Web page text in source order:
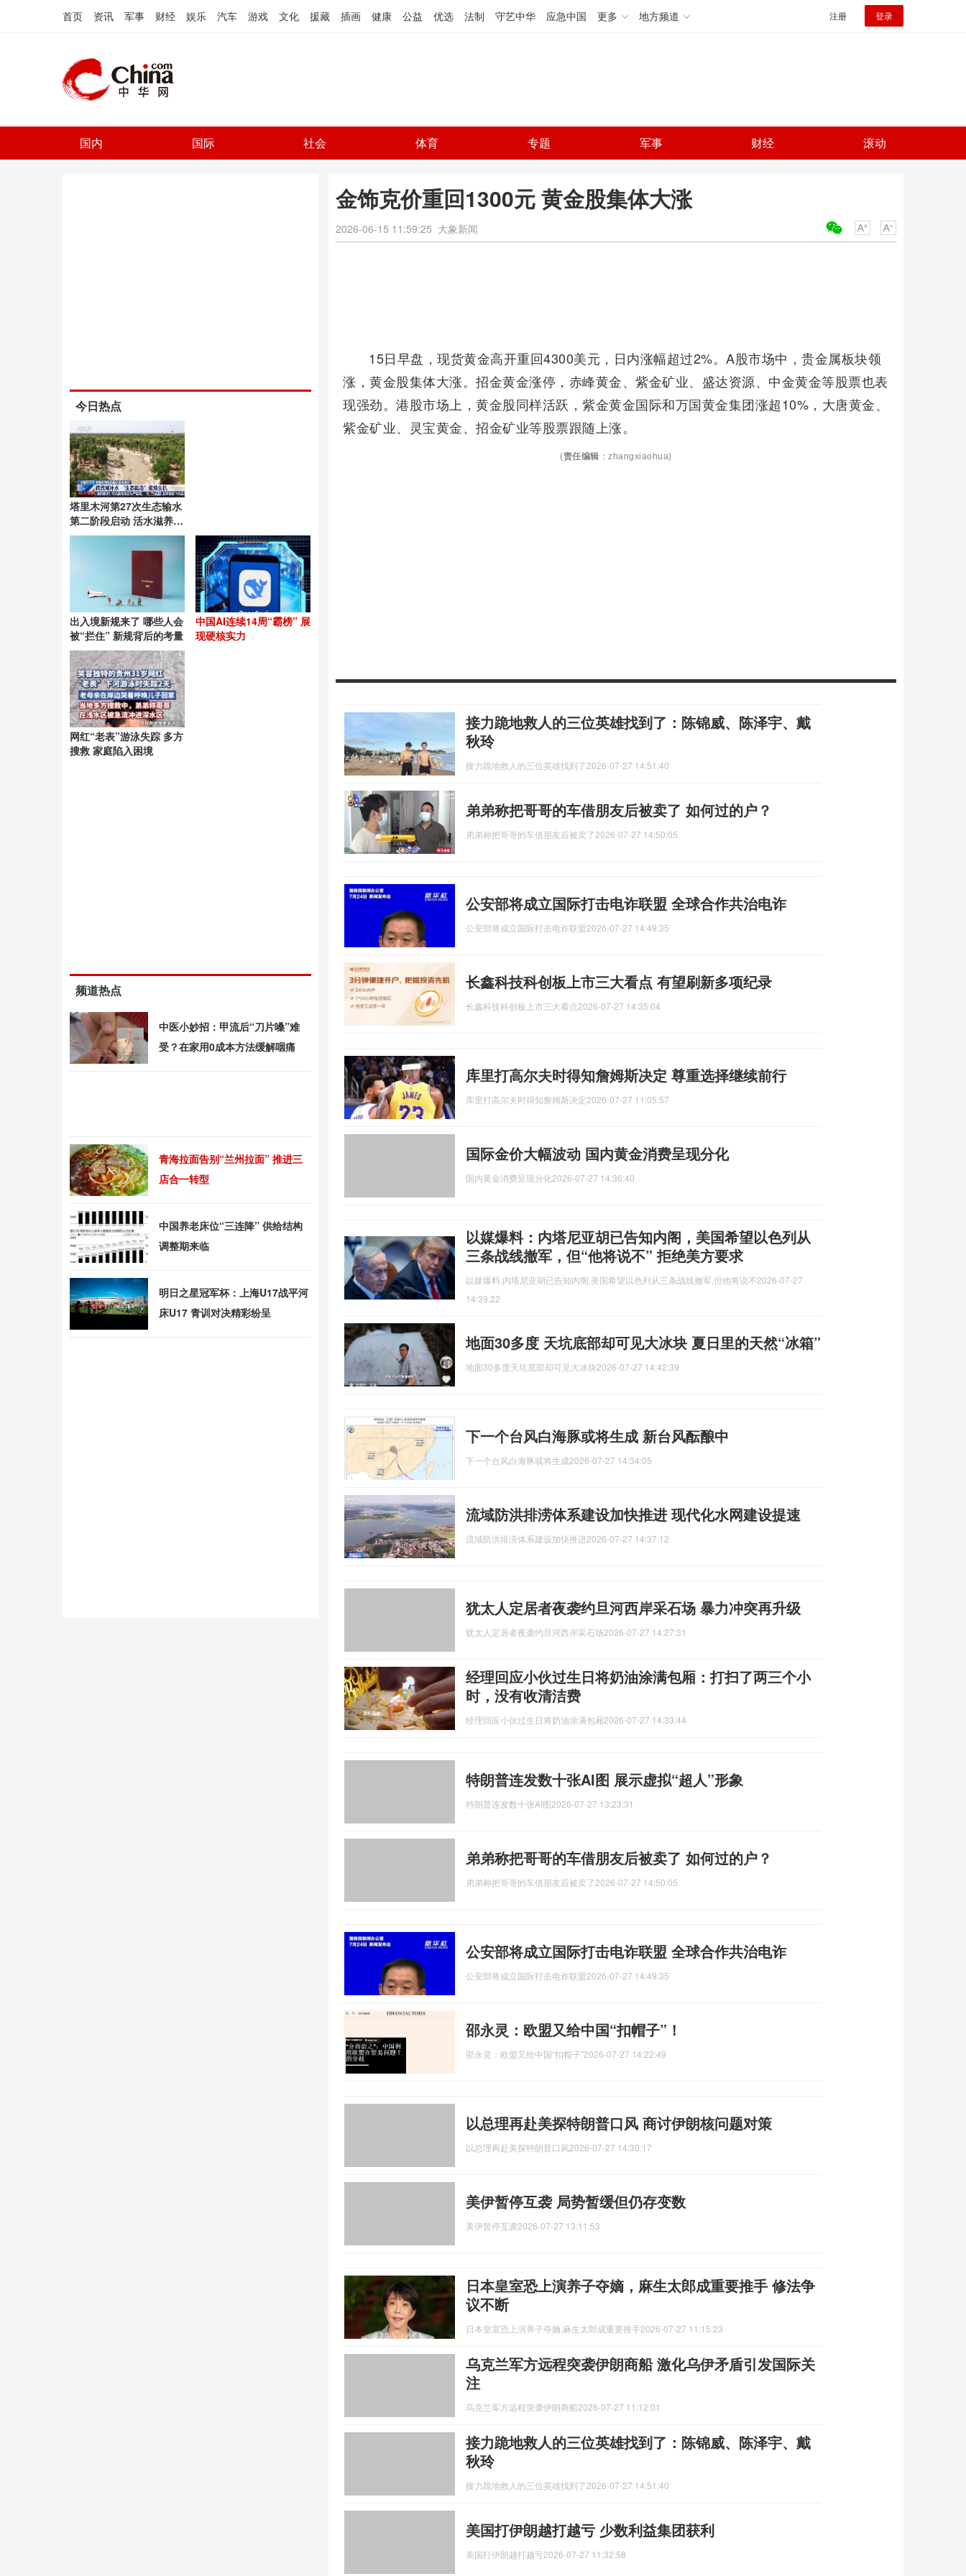
首页 资讯 军事 财经 娱乐 汽车 游戏 文化 援藏 插画 健康 公益 优选 法制 守艺中华 应急中国 更多 地方频道 注册 登录
国内 国际 社会 体育 专题 军事 财经 滚动
金饰克价重回1300元 黄金股集体大涨
2026-06-15 11:59:25 大象新闻
15日早盘，现货黄金高开重回4300美元，日内涨幅超过2%。A股市场中，贵金属板块领
涨，黄金股集体大涨。招金黄金涨停，赤峰黄金、紫金矿业、盛达资源、中金黄金等股票也表
现强劲。港股市场上，黄金股同样活跃，紫金黄金国际和万国黄金集团涨超10%，大唐黄金、
紫金矿业、灵宝黄金、招金矿业等股票跟随上涨。
(责任编辑 ：zhangxiaohua)
接力跪地救人的三位英雄找到了：陈锦威、陈泽宇、戴
秋玲
接力跪地救人的三位英雄找到了2026-07-27 14:51:40
弟弟称把哥哥的车借朋友后被卖了 如何过的户？
弟弟称把哥哥的车借朋友后被卖了2026-07-27 14:50:05
公安部将成立国际打击电诈联盟 全球合作共治电诈
公安部将成立国际打击电诈联盟2026-07-27 14:49:35
长鑫科技科创板上市三大看点 有望刷新多项纪录
长鑫科技科创板上市三大看点2026-07-27 14:35:04
库里打高尔夫时得知詹姆斯决定 尊重选择继续前行
库里打高尔夫时得知詹姆斯决定2026-07-27 11:05:57
国际金价大幅波动 国内黄金消费呈现分化
国内黄金消费呈现分化2026-07-27 14:36:40
以媒爆料：内塔尼亚胡已告知内阁，美国希望以色列从
三条战线撤军，但“他将说不” 拒绝美方要求
以媒爆料,内塔尼亚胡已告知内阁,美国希望以色列从三条战线撤军,但他将说不2026-07-27
14:39:22
地面30多度 天坑底部却可见大冰块 夏日里的天然“冰箱”
地面30多度天坑底部却可见大冰块2026-07-27 14:42:39
下一个台风白海豚或将生成 新台风酝酿中
下一个台风白海豚或将生成2026-07-27 14:34:05
流域防洪排涝体系建设加快推进 现代化水网建设提速
流域防洪排涝体系建设加快推进2026-07-27 14:37:12
犹太人定居者夜袭约旦河西岸采石场 暴力冲突再升级
犹太人定居者夜袭约旦河西岸采石场2026-07-27 14:27:31
经理回应小伙过生日将奶油涂满包厢：打扫了两三个小
时，没有收清洁费
经理回应小伙过生日将奶油涂满包厢2026-07-27 14:33:44
特朗普连发数十张AI图 展示虚拟“超人”形象
特朗普连发数十张AI图2026-07-27 13:23:31
弟弟称把哥哥的车借朋友后被卖了 如何过的户？
弟弟称把哥哥的车借朋友后被卖了2026-07-27 14:50:05
公安部将成立国际打击电诈联盟 全球合作共治电诈
公安部将成立国际打击电诈联盟2026-07-27 14:49:35
邵永灵：欧盟又给中国“扣帽子”！
邵永灵：欧盟又给中国“扣帽子”2026-07-27 14:22:49
以总理再赴美探特朗普口风 商讨伊朗核问题对策
以总理再赴美探特朗普口风2026-07-27 14:30:17
美伊暂停互袭 局势暂缓但仍存变数
美伊暂停互袭2026-07-27 13:11:53
日本皇室恐上演养子夺嫡，麻生太郎成重要推手 修法争
议不断
日本皇室恐上演养子夺嫡,麻生太郎成重要推手2026-07-27 11:15:23
乌克兰军方远程突袭伊朗商船 激化乌伊矛盾引发国际关
注
乌克兰军方远程突袭伊朗商船2026-07-27 11:12:01
接力跪地救人的三位英雄找到了：陈锦威、陈泽宇、戴
秋玲
接力跪地救人的三位英雄找到了2026-07-27 14:51:40
美国打伊朗越打越亏 少数利益集团获利
美国打伊朗越打越亏2026-07-27 11:32:58
今日热点
塔里木河第27次生态输水
第二阶段启动 活水滋养绿
洲
出入境新规来了 哪些人会
被“拦住” 新规背后的考量
中国AI连续14周“霸榜” 展
现硬核实力
网红“老表”游泳失踪 多方
搜救 家庭陷入困境
频道热点
中医小妙招：甲流后“刀片嗓”难
受？在家用0成本方法缓解咽痛
青海拉面告别“兰州拉面” 推进三
店合一转型
中国养老床位“三连降” 供给结构
调整期来临
明日之星冠军杯：上海U17战平河
床U17 青训对决精彩纷呈